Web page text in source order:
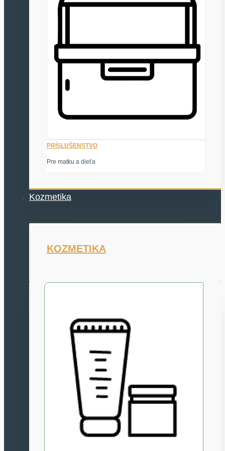
PRÍSLUŠENSTVO
Pre matku a dieťa
Kozmetika
KOZMETIKA